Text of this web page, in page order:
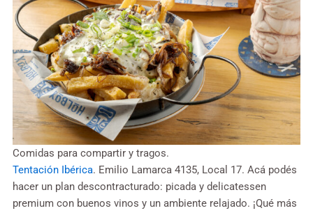
Comidas para compartir y tragos.
Tentación Ibérica. Emilio Lamarca 4135, Local 17. Acá podés
hacer un plan descontracturado: picada y delicatessen
premium con buenos vinos y un ambiente relajado. ¡Qué más